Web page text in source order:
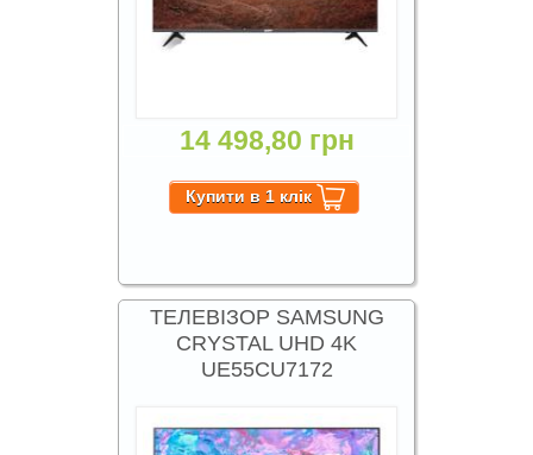
14 498,80 грн
ТЕЛЕВІЗОР SAMSUNG
CRYSTAL UHD 4K
UE55CU7172